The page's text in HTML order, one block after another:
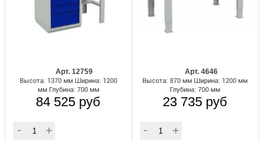
Арт. 12759
Высота: 1370 мм Ширина: 1200
мм Глубина: 700 мм
84 525 руб
Арт. 4646
Высота: 870 мм Ширина: 1200 мм
Глубина: 700 мм
23 735 руб